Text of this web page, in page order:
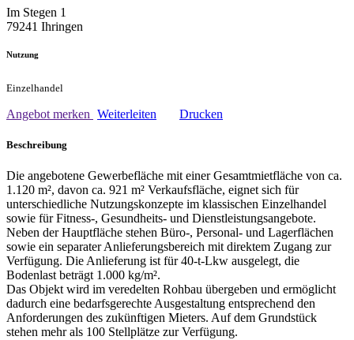
Im Stegen 1
79241 Ihringen
Nutzung
Einzelhandel
Angebot merken Weiterleiten Drucken
Beschreibung
Die angebotene Gewerbefläche mit einer Gesamtmietfläche von ca.
1.120 m², davon ca. 921 m² Verkaufsfläche, eignet sich für
unterschiedliche Nutzungskonzepte im klassischen Einzelhandel
sowie für Fitness-, Gesundheits- und Dienstleistungsangebote.
Neben der Hauptfläche stehen Büro-, Personal- und Lagerflächen
sowie ein separater Anlieferungsbereich mit direktem Zugang zur
Verfügung. Die Anlieferung ist für 40-t-Lkw ausgelegt, die
Bodenlast beträgt 1.000 kg/m².
Das Objekt wird im veredelten Rohbau übergeben und ermöglicht
dadurch eine bedarfsgerechte Ausgestaltung entsprechend den
Anforderungen des zukünftigen Mieters. Auf dem Grundstück
stehen mehr als 100 Stellplätze zur Verfügung.